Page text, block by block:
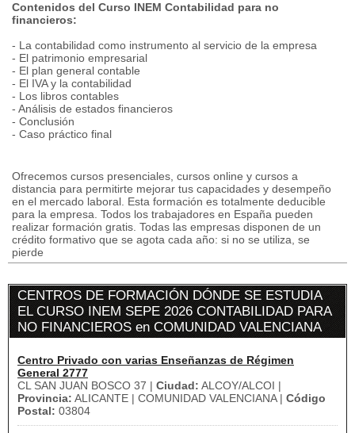
Contenidos del Curso INEM Contabilidad para no
financieros:
- La contabilidad como instrumento al servicio de la empresa
- El patrimonio empresarial
- El plan general contable
- El IVA y la contabilidad
- Los libros contables
- Análisis de estados financieros
- Conclusión
- Caso práctico final
Ofrecemos cursos presenciales, cursos online y cursos a
distancia para permitirte mejorar tus capacidades y desempeño
en el mercado laboral. Esta formación es totalmente deducible
para la empresa. Todos los trabajadores en España pueden
realizar formación gratis. Todas las empresas disponen de un
crédito formativo que se agota cada año: si no se utiliza, se
pierde
CENTROS DE FORMACIÓN DÓNDE SE ESTUDIA
EL CURSO INEM SEPE 2026 CONTABILIDAD PARA
NO FINANCIEROS en COMUNIDAD VALENCIANA
Centro Privado con varias Enseñanzas de Régimen
General 2777
CL SAN JUAN BOSCO 37 | Ciudad: ALCOY/ALCOI |
Provincia: ALICANTE | COMUNIDAD VALENCIANA | Código
Postal: 03804